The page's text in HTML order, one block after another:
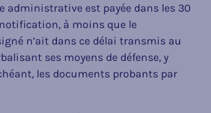
administrative est payée dans les 30
à moins que le
n’ait dans ce délai transmis au
ses moyens de défense, y
les documents probants par